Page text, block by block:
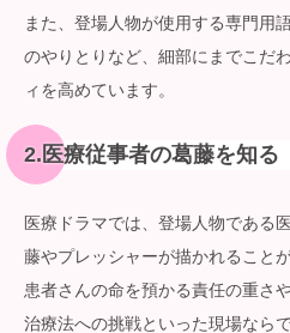
また、登場人物が使用する専門用
のやりとりなど、細部にまでこだ
ィを高めています。
2.医療従事者の葛藤を知る
医療ドラマでは、登場人物である
藤やプレッシャーが描かれること
患者さんの命を預かる責任の重さ
治療法への挑戦といった現場なら